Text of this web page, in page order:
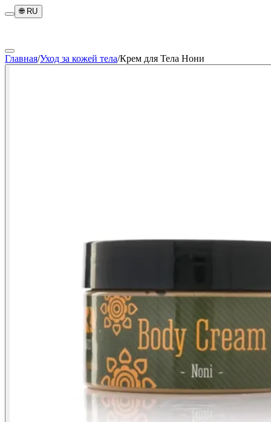
🌐RU
Главная/Уход за кожей тела/Крем для Тела Нони